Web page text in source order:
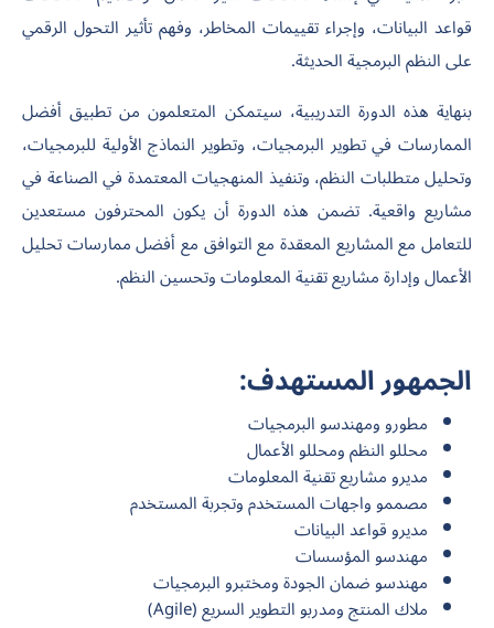
قواعد البيانات، وإجراء تقييمات المخاطر، وفهم تأثير التحول الرقمي
على النظم البرمجية الحديثة.
بنهاية هذه الدورة التدريبية، سيتمكن المتعلمون من تطبيق أفضل
الممارسات في تطوير البرمجيات، وتطوير النماذج الأولية للبرمجيات،
وتحليل متطلبات النظم، وتنفيذ المنهجيات المعتمدة في الصناعة في
مشاريع واقعية. تضمن هذه الدورة أن يكون المحترفون مستعدين
للتعامل مع المشاريع المعقدة مع التوافق مع أفضل ممارسات تحليل
الأعمال وإدارة مشاريع تقنية المعلومات وتحسين النظم.
الجمهور المستهدف:
مطورو ومهندسو البرمجيات
محللو النظم ومحللو الأعمال
مديرو مشاريع تقنية المعلومات
مصممو واجهات المستخدم وتجربة المستخدم
مديرو قواعد البيانات
مهندسو المؤسسات
مهندسو ضمان الجودة ومختبرو البرمجيات
ملاك المنتج ومدربو التطوير السريع (Agile)